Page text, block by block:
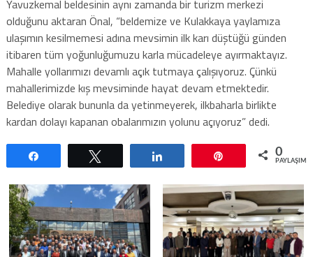
Yavuzkemal beldesinin aynı zamanda bir turizm merkezi
olduğunu aktaran Önal, “beldemize ve Kulakkaya yaylamıza
ulaşımın kesilmemesi adına mevsimin ilk karı düştüğü günden
itibaren tüm yoğunluğumuzu karla mücadeleye ayırmaktayız.
Mahalle yollarımızı devamlı açık tutmaya çalışıyoruz. Çünkü
mahallerimizde kış mevsiminde hayat devam etmektedir.
Belediye olarak bununla da yetinmeyerek, ilkbaharla birlikte
kardan dolayı kapanan obalarımızın yolunu açıyoruz” dedi.
0